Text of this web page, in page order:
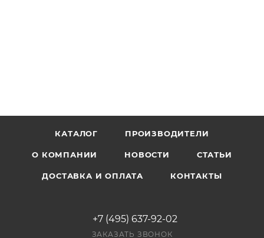
КАТАЛОГ ПРОИЗВОДИТЕЛИ
О КОМПАНИИ НОВОСТИ СТАТЬИ
ДОСТАВКА И ОПЛАТА КОНТАКТЫ
+7 (495) 637-92-02
ЗАКАЗАТЬ ЗВОНОК